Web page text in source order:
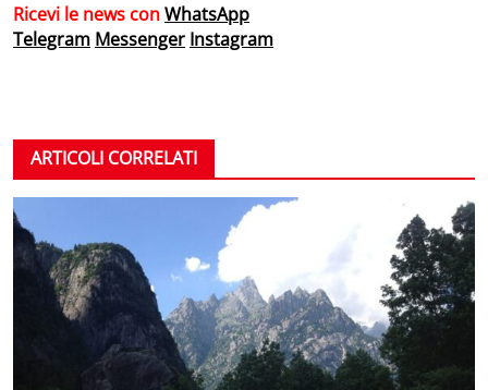
Ricevi le news conWhatsApp
Telegram Messenger Instagram
ARTICOLI CORRELATI